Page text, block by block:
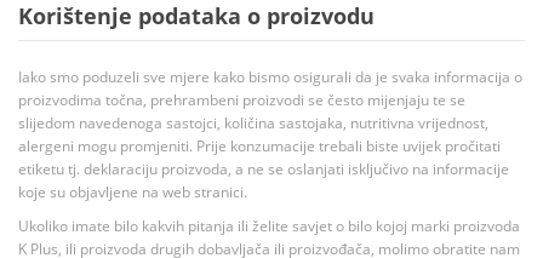
Korištenje podataka o proizvodu
Iako smo poduzeli sve mjere kako bismo osigurali da je svaka informacija o
proizvodima točna, prehrambeni proizvodi se često mijenjaju te se
slijedom navedenoga sastojci, količina sastojaka, nutritivna vrijednost,
alergeni mogu promjeniti. Prije konzumacije trebali biste uvijek pročitati
etiketu tj. deklaraciju proizvoda, a ne se oslanjati isključivo na informacije
koje su objavljene na web stranici.
Ukoliko imate bilo kakvih pitanja ili želite savjet o bilo kojoj marki proizvoda
K Plus, ili proizvoda drugih dobavljača ili proizvođača, molimo obratite nam